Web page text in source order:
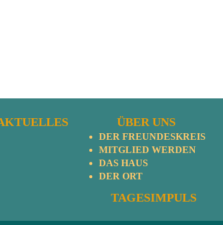
ÜBER UNS
DER FREUNDESKREIS
MITGLIED WERDEN
DAS HAUS
DER ORT
TAGESIMPULS